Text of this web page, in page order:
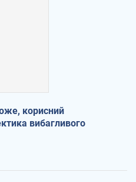
корисний
вибагливого